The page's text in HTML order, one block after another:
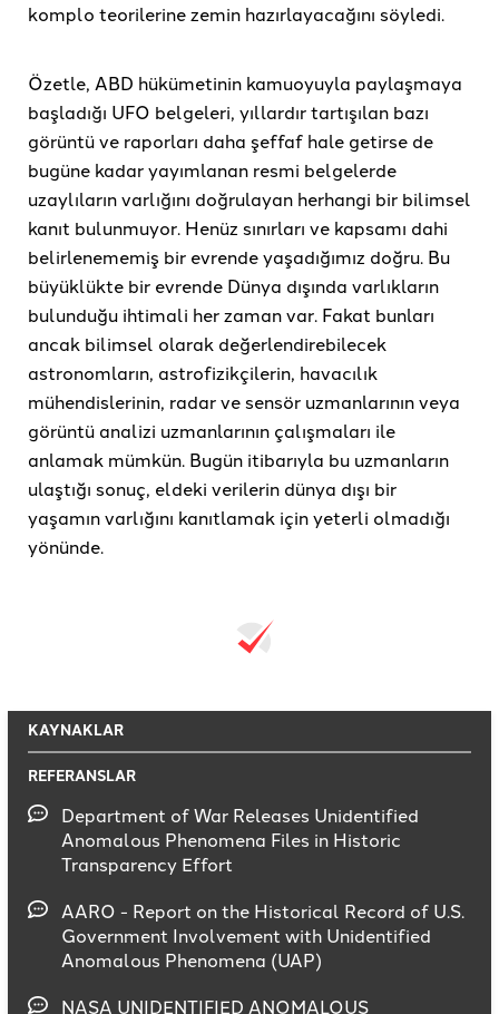
komplo teorilerine zemin hazırlayacağını söyledi.
Özetle, ABD hükümetinin kamuoyuyla paylaşmaya
başladığı UFO belgeleri, yıllardır tartışılan bazı
görüntü ve raporları daha şeffaf hale getirse de
bugüne kadar yayımlanan resmi belgelerde
uzaylıların varlığını doğrulayan herhangi bir bilimsel
kanıt bulunmuyor. Henüz sınırları ve kapsamı dahi
belirlenememiş bir evrende yaşadığımız doğru. Bu
büyüklükte bir evrende Dünya dışında varlıkların
bulunduğu ihtimali her zaman var. Fakat bunları
ancak bilimsel olarak değerlendirebilecek
astronomların, astrofizikçilerin, havacılık
mühendislerinin, radar ve sensör uzmanlarının veya
görüntü analizi uzmanlarının çalışmaları ile
anlamak mümkün. Bugün itibarıyla bu uzmanların
ulaştığı sonuç, eldeki verilerin dünya dışı bir
yaşamın varlığını kanıtlamak için yeterli olmadığı
yönünde.
KAYNAKLAR
REFERANSLAR
Department of War Releases Unidentified
Anomalous Phenomena Files in Historic
Transparency Effort
AARO - Report on the Historical Record of U.S.
Government Involvement with Unidentified
Anomalous Phenomena (UAP)
NASA UNIDENTIFIED ANOMALOUS